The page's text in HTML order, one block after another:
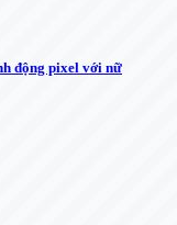
động pixel với nữ